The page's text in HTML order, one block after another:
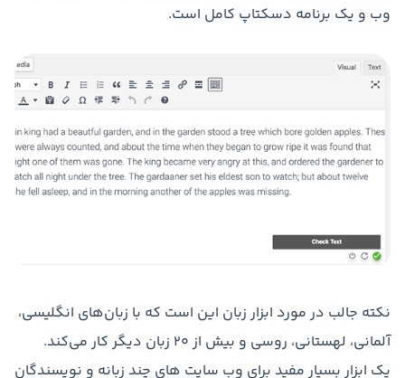
وب و یک برنامه دسکتاپ کامل است.
نکته جالب در مورد ابزار زبان این است که با زبان‌های انگلیسی،
آلمانی، لهستانی، روسی و بیش از ۲۰ زبان دیگر کار می‌کند.
یک ابزار بسیار مفید برای وب سایت های چند زبانه و نویسندگان